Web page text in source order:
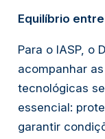
Equilíbrio
Para o IASP, o
acompanhar
tecnológicas
essencial:
garantir